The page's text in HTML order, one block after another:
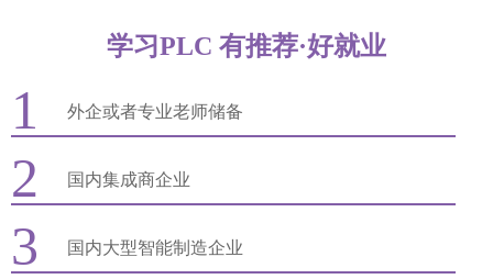
学习PLC 有推荐·好就业
1 外企或者专业老师储备
2 国内集成商企业
3 国内大型智能制造企业